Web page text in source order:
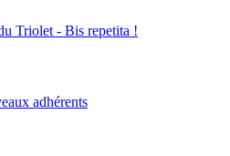
Triolet - Bis repetita !
adhérents